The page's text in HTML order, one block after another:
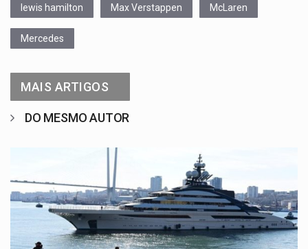
lewis hamilton Max Verstappen McLaren
Mercedes
MAIS ARTIGOS
DO MESMO AUTOR